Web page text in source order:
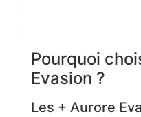
Pourquoi
Evasion ?
Les + Aurore